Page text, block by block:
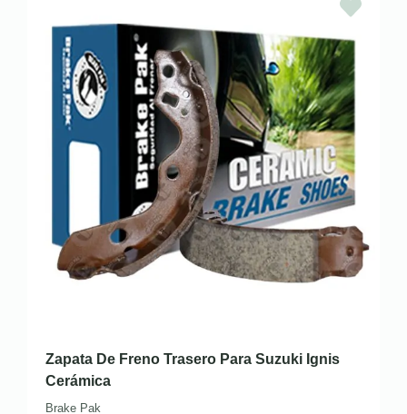
Zapata De Freno Trasero Para Suzuki Ignis
Cerámica
Brake Pak